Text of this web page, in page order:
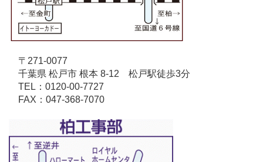
〒271-0077
千葉県 松戸市 根本 8-12 松戸駅徒歩3分
TEL：0120-00-7727
FAX：047-368-7070